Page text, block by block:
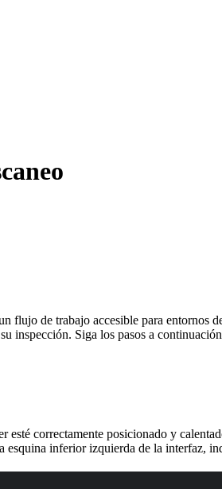
flujo de trabajo accesible para
inspección. Siga los pasos a
esté correctamente posicionado y
inferior izquierda de la interfaz,